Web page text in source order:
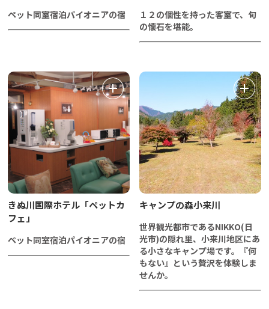
ペット同室宿泊パイオニアの宿
１２の個性を持った客室で、旬
の懐石を堪能。
きぬ川国際ホテル「ペットカ
フェ」
ペット同室宿泊パイオニアの宿
キャンプの森小来川
世界観光都市であるNIKKO(日
光市)の隠れ里、小来川地区にあ
る小さなキャンプ場です。『何
もない』という贅沢を体験しま
せんか。